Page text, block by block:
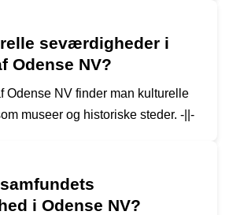
seværdigheder i
Odense NV?
Odense NV finder man kulturelle
museer og historiske steder. -||-
i Odense NV?